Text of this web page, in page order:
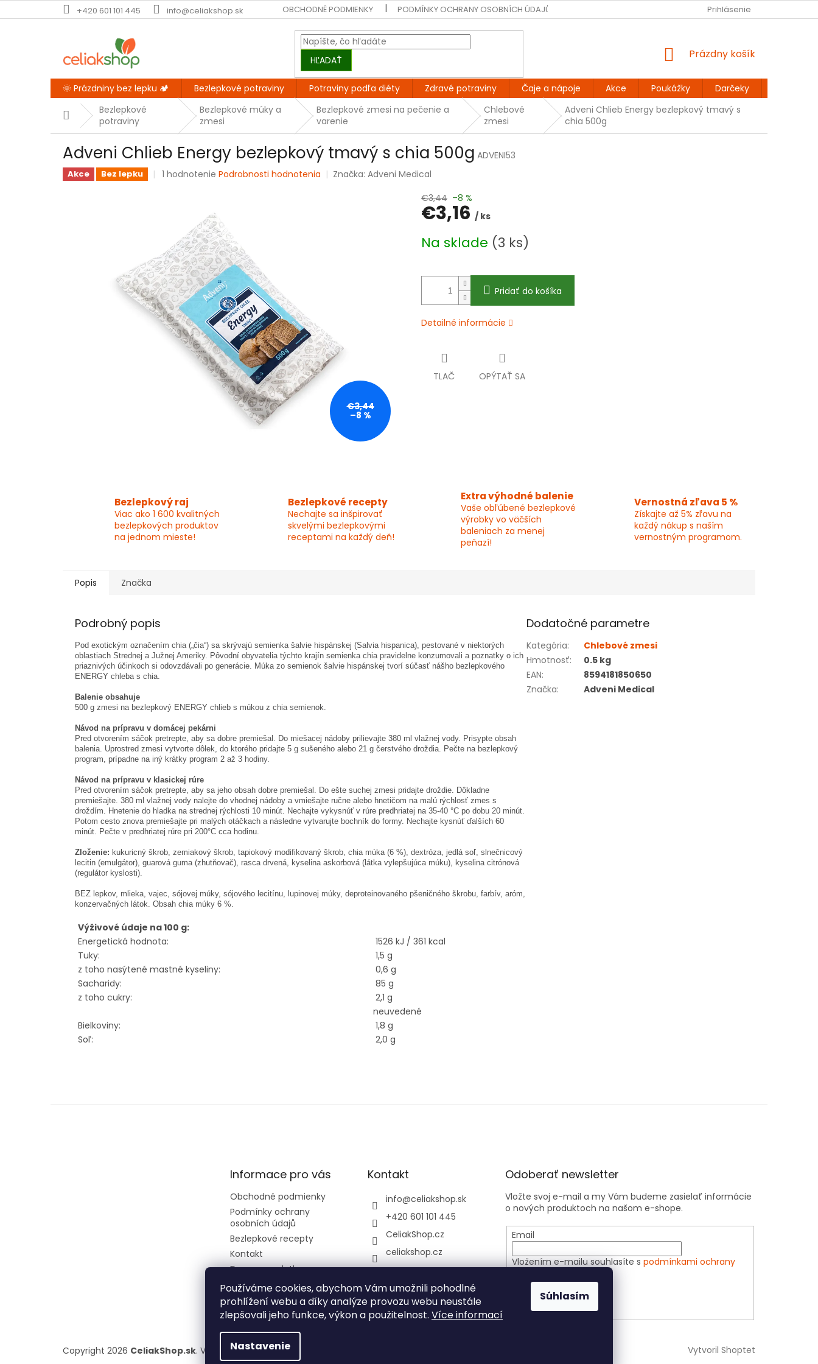
Používáme cookies, abychom Vám umožnili pohodlné
prohlížení webu a díky analýze provozu webu neustále
zlepšovali jeho funkce, výkon a použitelnost. Více informací
Nastavenie
Súhlasím
na
+420 601 101 445 info@celiakshop.sk OBCHODNÉ PODMIENKY PODMÍNKY OCHRANY OSOBNÍCH ÚDAJŮ KONTAKT DOPRAVA A PLATBA
Prihlásenie
HĽADAŤ
NÁKUPNÝ
Prázdny košík
🌞 Prázdniny bez lepku 🏕️ Bezlepkové potraviny Potraviny podľa diéty Zdravé potraviny Čaje a nápoje Akce Poukážky Darčeky
DomovBezlepkové
potraviny
Bezlepkové múky a
zmesi
Bezlepkové zmesi na pečenie a
varenie
Chlebové
zmesi
Adveni Chlieb Energy bezlepkový tmavý s
chia 500g
Adveni Chlieb Energy bezlepkový tmavý s chia 500g ADVENI53
Akce Bez lepku
Priemerné
hviezdičiek.
1 hodnotenie Podrobnosti hodnotenia Značka: Adveni Medical
€3,44
–8 %
€3,44 –8 %
€3,16 / ks
cena:
Na sklade (3 ks)
Pridať do košíka
Detailné informácie
TLAČ OPÝTAŤ SA
Bezlepkový raj
Viac ako 1 600 kvalitných
bezlepkových produktov
na jednom mieste!
Bezlepkové recepty
Nechajte sa inšpirovať
skvelými bezlepkovými
receptami na každý deň!
Extra výhodné balenie
Vaše obľúbené bezlepkové
výrobky vo väčších
baleniach za menej
peňazí!
Vernostná zľava 5 %
Získajte až 5% zľavu na
každý nákup s naším
vernostným programom.
Popis Značka
Podrobný popis
Pod exotickým označením chia („čia“) sa skrývajú semienka šalvie hispánskej (Salvia hispanica), pestované v niektorých
oblastiach Strednej a Južnej Ameriky. Pôvodní obyvatelia týchto krajín semienka chia pravidelne konzumovali a poznatky o ich
priaznivých účinkoch si odovzdávali po generácie. Múka zo semienok šalvie hispánskej tvorí súčasť nášho bezlepkového
ENERGY chleba s chia.
Balenie obsahuje
500 g zmesi na bezlepkový ENERGY chlieb s múkou z chia semienok.
Návod na prípravu v domácej pekárni
Pred otvorením sáčok pretrepte, aby sa dobre premiešal. Do miešacej nádoby prilievajte 380 ml vlažnej vody. Prisypte obsah
balenia. Uprostred zmesi vytvorte dôlek, do ktorého pridajte 5 g sušeného alebo 21 g čerstvého droždia. Pečte na bezlepkový
program, prípadne na iný krátky program 2 až 3 hodiny.
Návod na prípravu v klasickej rúre
Pred otvorením sáčok pretrepte, aby sa jeho obsah dobre premiešal. Do ešte suchej zmesi pridajte droždie. Dôkladne
premiešajte. 380 ml vlažnej vody nalejte do vhodnej nádoby a vmiešajte ručne alebo hnetičom na malú rýchlosť zmes s
droždím. Hnetenie do hladka na strednej rýchlosti 10 minút. Nechajte vykysnúť v rúre predhriatej na 35-40 °C po dobu 20 minút.
Potom cesto znova premiešajte pri malých otáčkach a následne vytvarujte bochník do formy. Nechajte kysnúť ďalších 60
minút. Pečte v predhriatej rúre pri 200°C cca hodinu.
Zloženie: kukuricný škrob, zemiakový škrob, tapiokový modifikovaný škrob, chia múka (6 %), dextróza, jedlá soľ, slnečnicový
lecitin (emulgátor), guarová guma (zhutňovač), rasca drvená, kyselina askorbová (látka vylepšujúca múku), kyselina citrónová
(regulátor kyslosti).
BEZ lepkov, mlieka, vajec, sójovej múky, sójového lecitínu, lupinovej múky, deproteinovaného pšeničného škrobu, farbív, aróm,
konzervačných látok. Obsah chia múky 6 %.
Výživové údaje na 100 g:
Energetická hodnota:
1526 kJ / 361 kcal
Tuky:
1,5 g
z toho nasýtené mastné kyseliny:
0,6 g
Sacharidy:
85 g
z toho cukry:
2,1 g
neuvedené
Bielkoviny:
1,8 g
Soľ:
2,0 g
Dodatočné parametre
Kategória:
Chlebové zmesi
Hmotnosť:
0.5 kg
EAN:
8594181850650
Značka: Adveni Medical
Informace pro vás
Obchodné podmienky
Podmínky ochrany
osobních údajů
Bezlepkové recepty
Kontakt
Doprava a platba
Rady a tipy
Kontakt
info@celiakshop.sk
+420 601 101 445
CeliakShop.cz
celiakshop.cz
Odoberať newsletter
Vložte svoj e-mail a my Vám budeme zasielať informácie
o nových produktoch na našom e-shope.
Email
Vložením e-mailu souhlasíte spodmínkami ochrany
PRIHLÁSIŤ SA
Vytvoril Shoptet
Copyright 2026 CeliakShop.sk. Všetky práva vyhradené.